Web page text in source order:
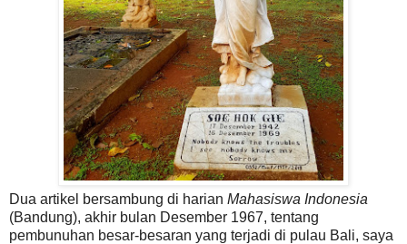
Dua artikel bersambung di harian Mahasiswa Indonesia
(Bandung), akhir bulan Desember 1967, tentang
pembunuhan besar-besaran yang terjadi di pulau Bali, saya